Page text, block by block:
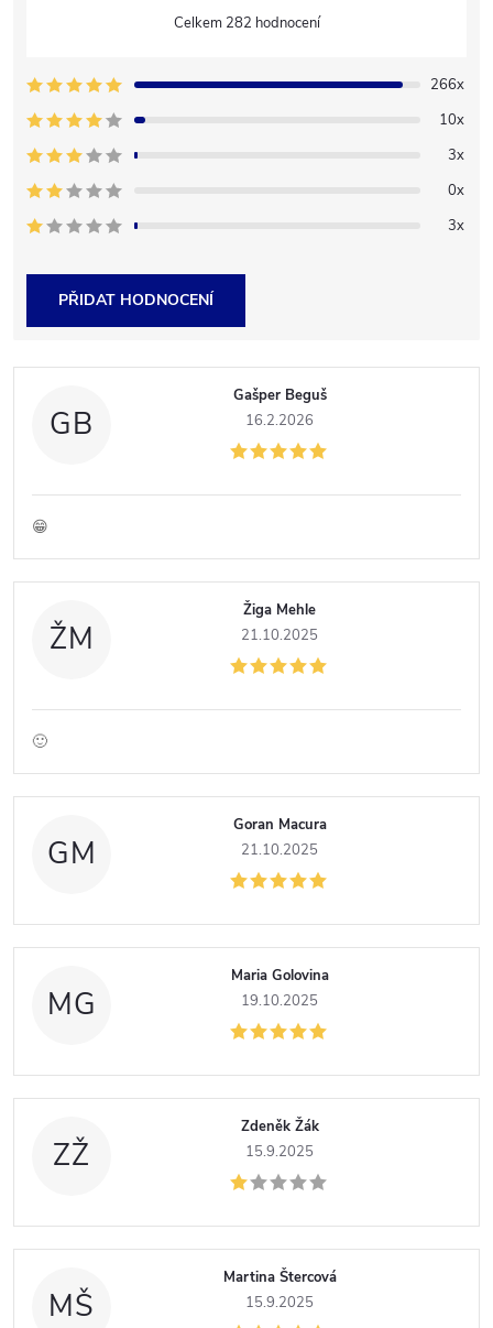
282 hodnocení
266x
10x
3x
0x
3x
PŘIDAT HODNOCENÍ
V
s
o
d
n
c
í
GB
Gašper Beguš
16.2.2026
😁
ŽM
Žiga Mehle
21.10.2025
🙂
GM
Goran Macura
21.10.2025
MG
Maria Golovina
19.10.2025
ZŽ
Zdeněk Žák
15.9.2025
MŠ
Martina Štercová
15.9.2025